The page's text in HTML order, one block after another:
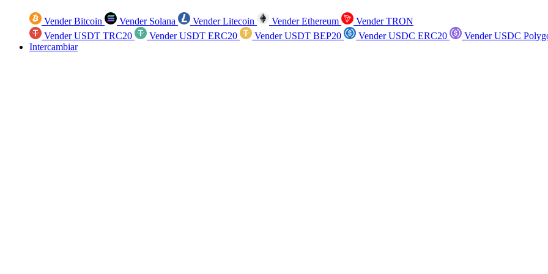
Vender Bitcoin Vender Solana Vender Litecoin Vender Ethereum
Vender TRON
Vender USDT TRC20
Vender USDT ERC20 Vender USDT BEP20 Vender USDC ERC20
Vender USDC
Intercambiar